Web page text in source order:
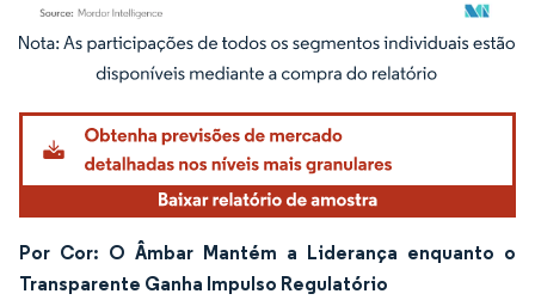
Imagem © Mordor Intelligence. O reuso requer atribuição conforme CC BY 4.0.
Por Cor: O Âmbar Mantém a Liderança enquanto o
Transparente Ganha Impulso Regulatório